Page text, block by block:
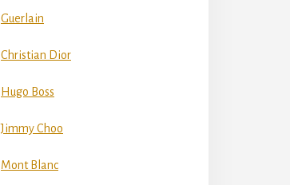
Guerlain
Christian Dior
Hugo Boss
Jimmy Choo
Mont Blanc